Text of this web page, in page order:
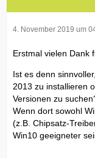
4. November 2019 um
Erstmal vielen Dank
Ist es denn
2013 zu installieren
Versionen zu
Wenn dort sowohl
(z.B. Chipsatz-
Win10 geeigneter